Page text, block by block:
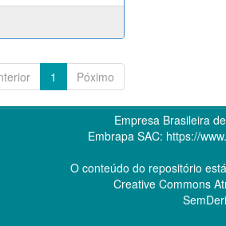
1 Póximo
Empresa Brasileira
Embrapa SAC: https://
O conteúdo do repositório
Creative Commons